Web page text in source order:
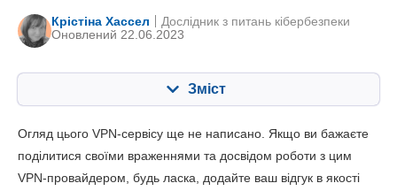
Крістіна Хассел
Оновлений 22.06.2023
Дослідник з питань кібербезпеки
Зміст
Ключові характеристики 6.0
Встановлення та додатки 6.4
Огляд цього VPN-сервісу ще не написано. Якщо ви бажаєте
поділитися своїми враженнями та досвідом роботи з цим
VPN-провайдером, будь ласка, додайте ваш відгук в якості